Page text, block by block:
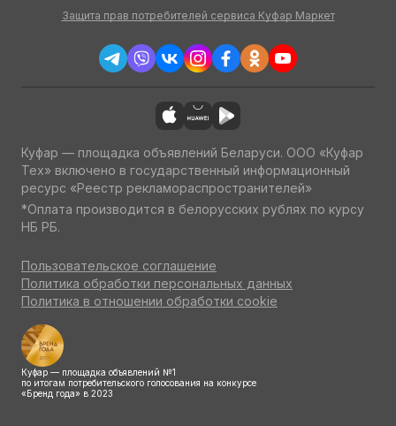
Защита прав потребителей сервиса Куфар Маркет
Куфар — площадка объявлений Беларуси. ООО «Куфар
Тех» включено в государственный информационный
ресурс «Реестр рекламораспространителей»
*Оплата производится в белорусских рублях по курсу
НБ РБ.
Пользовательское соглашение
Политика обработки персональных данных
Политика в отношении обработки cookie
Куфар — площадка объявлений №1
по итогам потребительского голосования на конкурсе
«Бренд года» в 2023